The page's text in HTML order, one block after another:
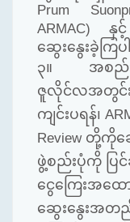
Prum
ARMAC)
ဆွေးနွေးခဲ့ကြ
၃။
အစည်
ဇူလိုင်လအတွင်း
ကျင်းပရန်၊
Review တို့ကို
ဖွဲ့စည်းပုံကို ပြ
ငွေကြေးအထ
ဆွေးနွေးအတ